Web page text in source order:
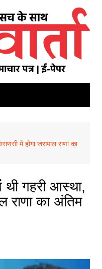
में होगा जसपाल राणा का
गहरी आस्था,
राणा का अंतिम